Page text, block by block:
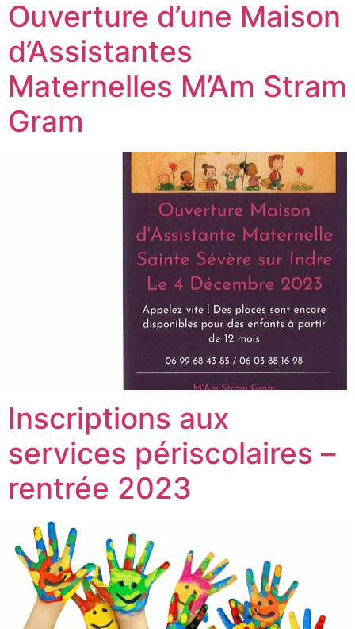
Ouverture d’une Maison
d’Assistantes
Maternelles M’Am Stram
Gram
Inscriptions aux
services périscolaires –
rentrée 2023